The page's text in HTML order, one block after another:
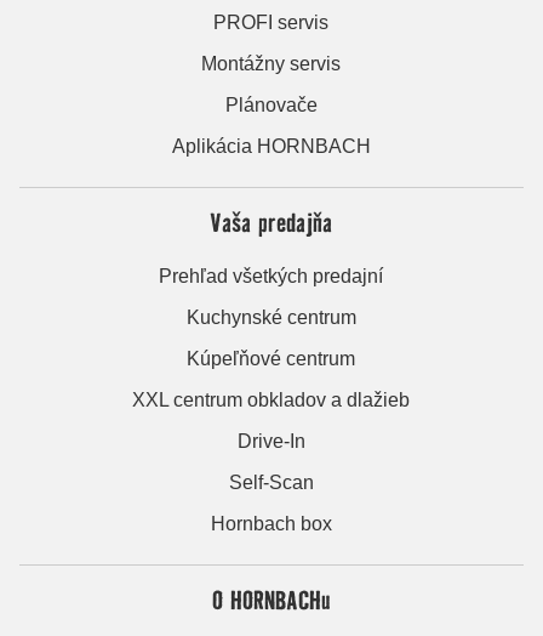
PROFI servis
Montážny servis
Plánovače
Aplikácia HORNBACH
Vaša predajňa
Prehľad všetkých predajní
Kuchynské centrum
Kúpeľňové centrum
XXL centrum obkladov a dlažieb
Drive-In
Self-Scan
Hornbach box
O HORNBACHu